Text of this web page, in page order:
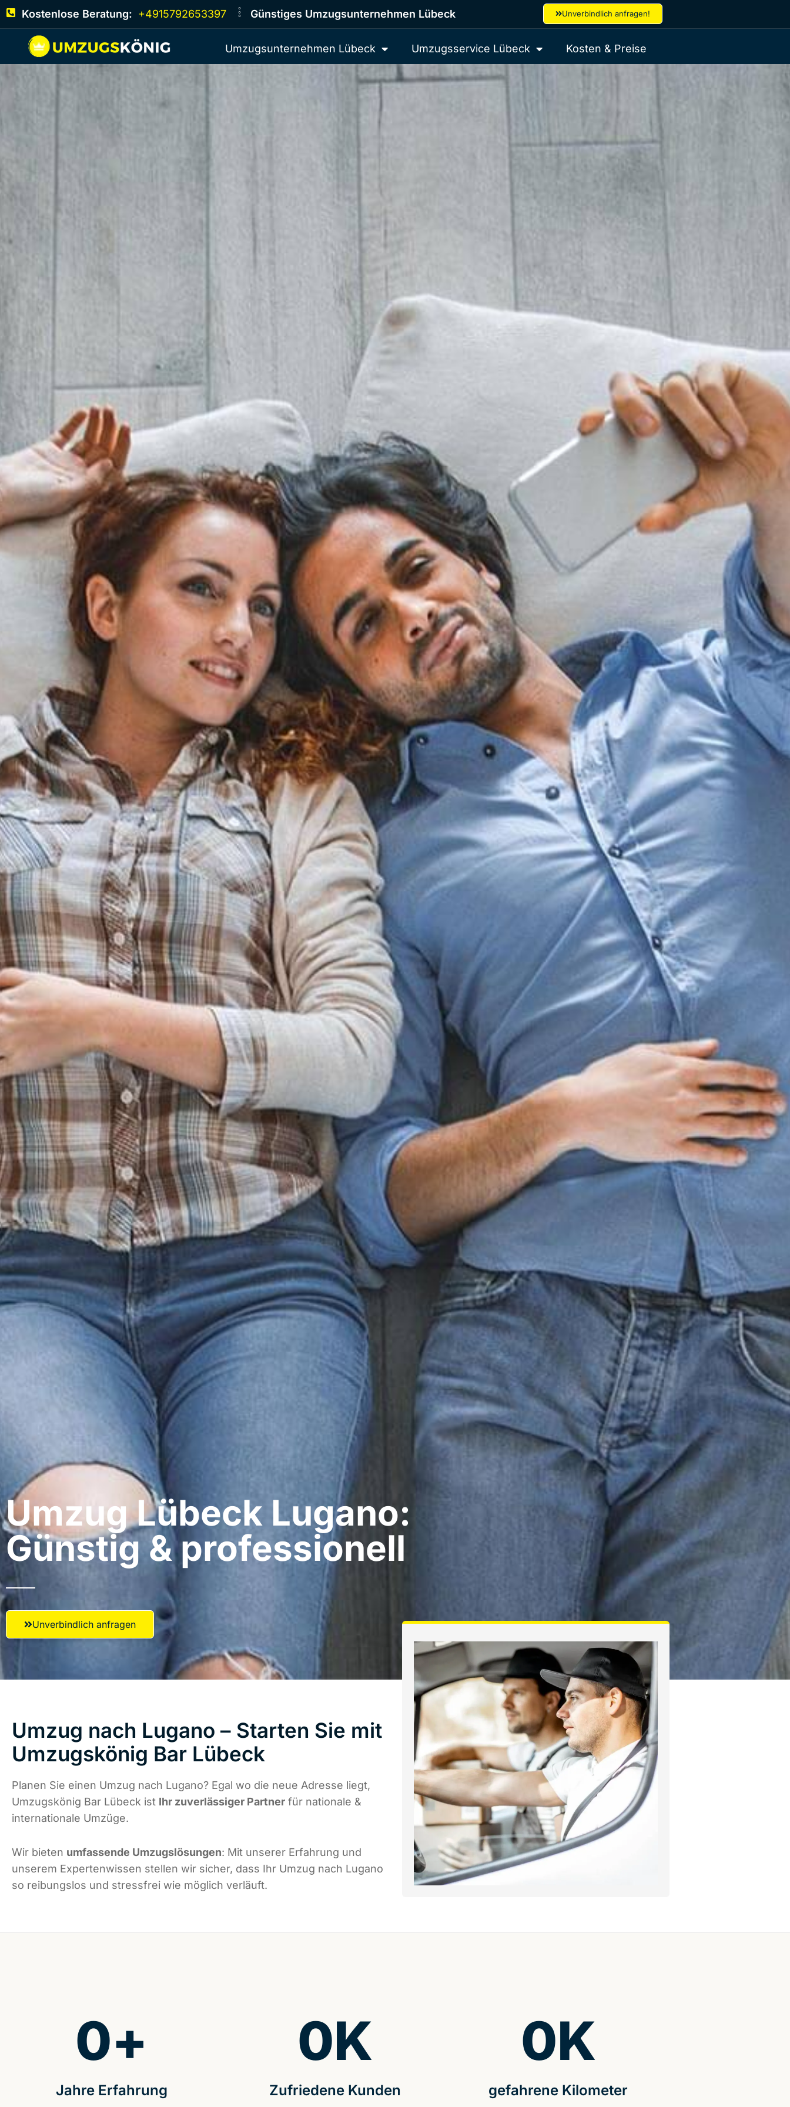
Kostenlose Beratung: +4915792653397 Günstiges Umzugsunternehmen Lübeck Unverbindlich anfragen!
Umzugsunternehmen Lübeck Umzugsservice Lübeck Kosten & Preise
Umzug Lübeck​ Lugano:
Günstig & professionell​
Unverbindlich anfragen
Umzug nach Lugano – Starten Sie mit
Umzugskönig Bar Lübeck
Planen Sie einen Umzug nach Lugano? Egal wo die neue Adresse liegt,
Umzugskönig Bar Lübeck ist Ihr zuverlässiger Partner für nationale &
internationale Umzüge.
Wir bieten umfassende Umzugslösungen: Mit unserer Erfahrung und
unserem Expertenwissen stellen wir sicher, dass Ihr Umzug nach Lugano
so reibungslos und stressfrei wie möglich verläuft.
Jahre Erfahrung
0+
Zufriedene Kunden
0K
gefahrene Kilometer
0K